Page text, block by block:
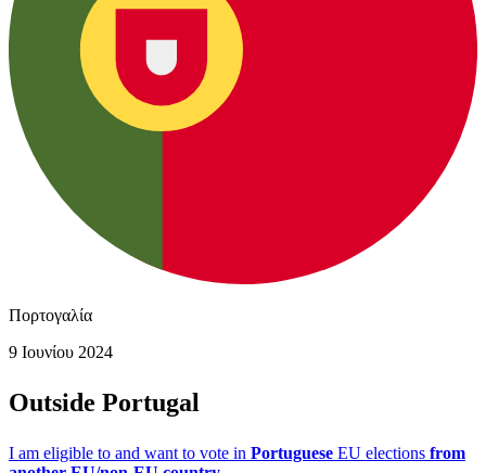
Πορτογαλία
9 Ιουνίου 2024
Outside Portugal
I am eligible to and want to vote in Portuguese EU elections from